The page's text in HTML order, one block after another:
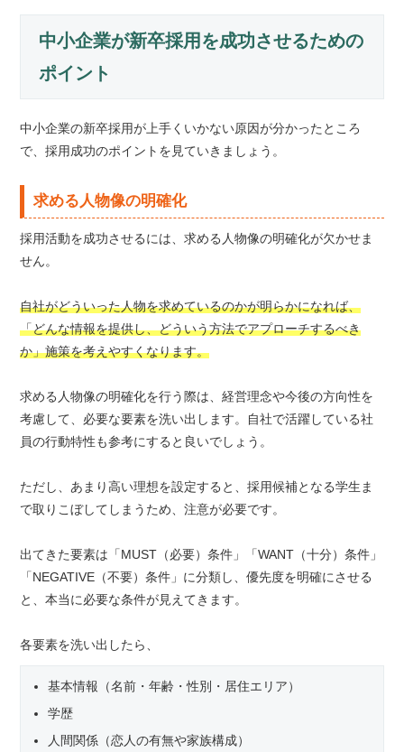
中小企業が新卒採用を成功させるための
ポイント
中小企業の新卒採用が上手くいかない原因が分かったところ
で、採用成功のポイントを見ていきましょう。
求める人物像の明確化
採用活動を成功させるには、求める人物像の明確化が欠かせま
せん。
自社がどういった人物を求めているのかが明らかになれば、
「どんな情報を提供し、どういう方法でアプローチするべき
か」施策を考えやすくなります。
求める人物像の明確化を行う際は、経営理念や今後の方向性を
考慮して、必要な要素を洗い出します。自社で活躍している社
員の行動特性も参考にすると良いでしょう。
ただし、あまり高い理想を設定すると、採用候補となる学生ま
で取りこぼしてしまうため、注意が必要です。
出てきた要素は「MUST（必要）条件」「WANT（十分）条件」
「NEGATIVE（不要）条件」に分類し、優先度を明確にさせる
と、本当に必要な条件が見えてきます。
各要素を洗い出したら、
基本情報（名前・年齢・性別・居住エリア）
学歴
人間関係（恋人の有無や家族構成）